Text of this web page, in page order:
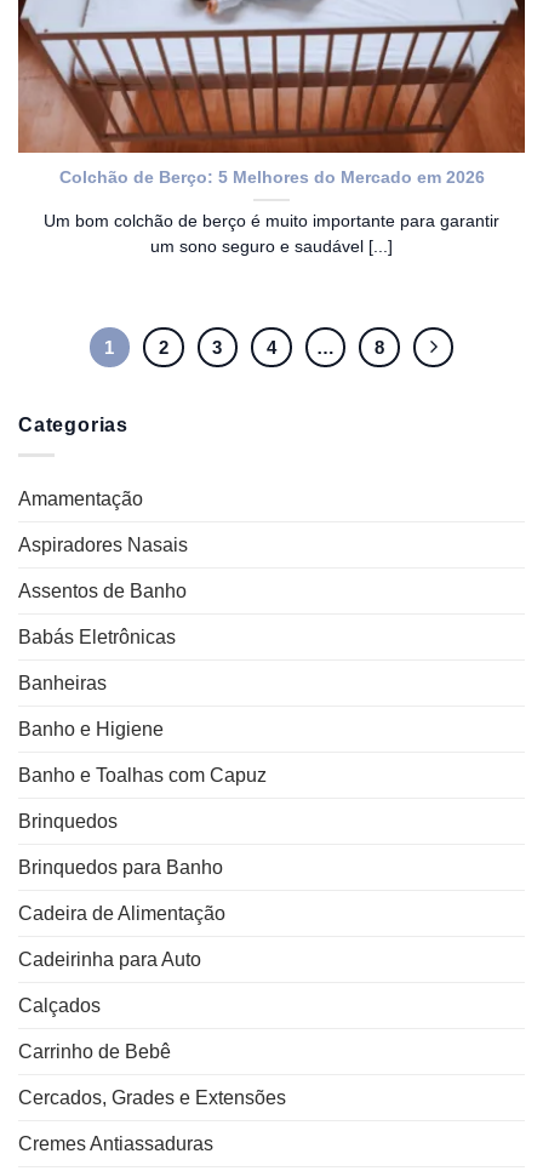
Colchão de Berço: 5 Melhores do Mercado em 2026
Um bom colchão de berço é muito importante para garantir
um sono seguro e saudável [...]
1 2 3 4 … 8
Categorias
Amamentação
Aspiradores Nasais
Assentos de Banho
Babás Eletrônicas
Banheiras
Banho e Higiene
Banho e Toalhas com Capuz
Brinquedos
Brinquedos para Banho
Cadeira de Alimentação
Cadeirinha para Auto
Calçados
Carrinho de Bebê
Cercados, Grades e Extensões
Cremes Antiassaduras